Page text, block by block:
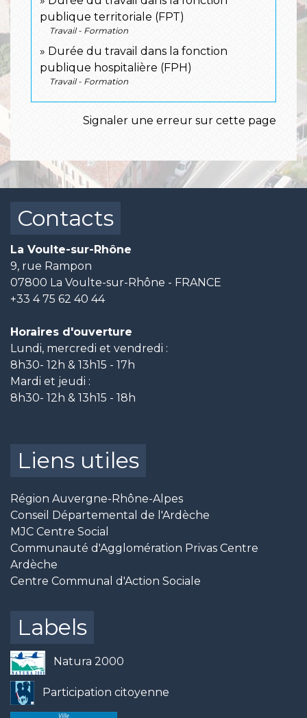
publique territoriale (FPT)
Travail - Formation
Durée du travail dans la fonction
publique hospitalière (FPH)
Travail - Formation
Signaler une erreur sur cette page
Contacts
La Voulte-sur-Rhône
9, rue Rampon
07800 La Voulte-sur-Rhône - FRANCE
+33 4 75 62 40 44
Horaires d'ouverture
Lundi, mercredi et vendredi :
8h30- 12h & 13h15 - 17h
Mardi et jeudi :
8h30- 12h & 13h15 - 18h
Liens utiles
Région Auvergne-Rhône-Alpes
Conseil Départemental de l'Ardèche
MJC Centre Social
Communauté d'Agglomération Privas Centre
Ardèche
Centre Communal d'Action Sociale
Labels
Natura 2000
Participation citoyenne